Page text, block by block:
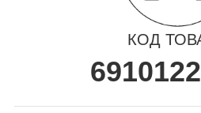
КОД